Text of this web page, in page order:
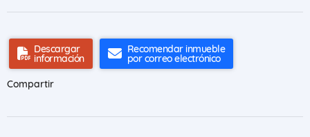
Descargar
información
Recomendar inmueble
por correo electrónico
Compartir